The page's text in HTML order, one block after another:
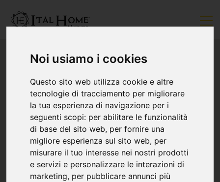
Noi usiamo i cookies
Questo sito web utilizza cookie e altre
tecnologie di tracciamento per migliorare
la tua esperienza di navigazione per i
seguenti scopi: per abilitare le funzionalità
di base del sito web, per fornire una
migliore esperienza sul sito web, per
misurare il tuo interesse nei nostri prodotti
e servizi e personalizzare le interazioni di
marketing, per pubblicare annunci più